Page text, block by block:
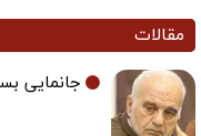
مقالات
جانمایی